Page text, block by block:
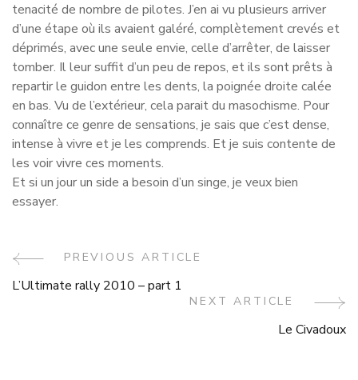
tenacité de nombre de pilotes. J’en ai vu plusieurs arriver
d’une étape où ils avaient galéré, complètement crevés et
déprimés, avec une seule envie, celle d’arrêter, de laisser
tomber. Il leur suffit d’un peu de repos, et ils sont prêts à
repartir le guidon entre les dents, la poignée droite calée
en bas. Vu de l’extérieur, cela parait du masochisme. Pour
connaître ce genre de sensations, je sais que c’est dense,
intense à vivre et je les comprends. Et je suis contente de
les voir vivre ces moments.
Et si un jour un side a besoin d’un singe, je veux bien
essayer.
Post
PREVIOUS ARTICLE
L’Ultimate rally 2010 – part 1
NEXT ARTICLE
Le Civadoux